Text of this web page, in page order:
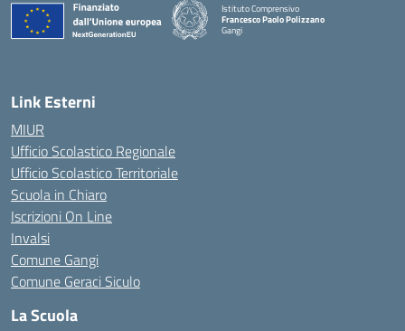
Istituto Comprensivo
Francesco Paolo Polizzano
Gangi
— Visita la pagina iniziale della scuola
Link Esterni
MIUR
Ufficio Scolastico Regionale
Ufficio Scolastico Territoriale
Scuola in Chiaro
Iscrizioni On Line
Invalsi
Comune Gangi
Comune Geraci Siculo
La Scuola